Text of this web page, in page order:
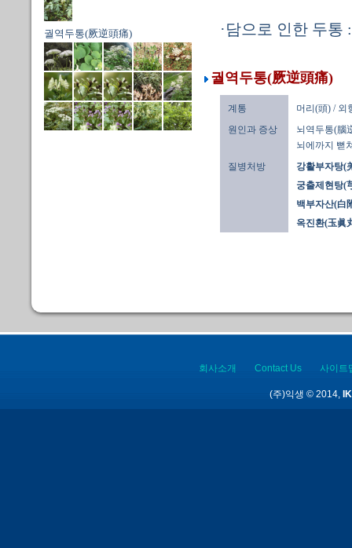
궐역두통(厥逆頭痛) ·담으로 인한 두
궐역두통(厥逆頭痛)
계통
머리(頭) / 외
원인과 증상
뇌역두통(腦
뇌에까지 뻗
질병처방
강활부자탕(
궁출제현탕(
백부자산(白
옥진환(玉眞
회사소개 Contact Us 사이트
(주)익생 © 2014,